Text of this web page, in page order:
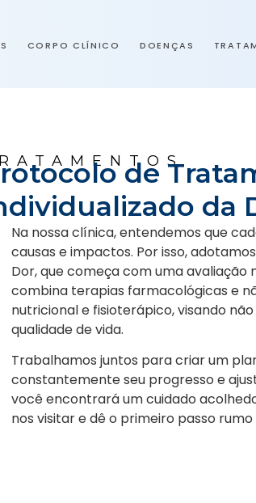
CORPO CLÍNICO DOENÇAS
de
da
Na nossa clínica, entendemos que
causas e impactos. Por isso,
Dor, que começa com uma avaliação
combina terapias farmacológicas e
nutricional e fisioterápico, visando
qualidade de vida.
Trabalhamos juntos para criar um
constantemente seu progresso e
você encontrará um cuidado
nos visitar e dê o primeiro passo